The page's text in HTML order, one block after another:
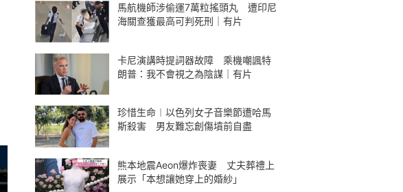
馬航機師涉偷運7萬粒搖頭丸 遭印尼
海關查獲最高可判死刑｜有片
卡尼演講時提詞器故障 乘機嘲諷特
朗普：我不會視之為陰謀｜有片
珍惜生命︱以色列女子音樂節遭哈馬
斯殺害 男友難忘創傷墳前自盡
熊本地震Aeon爆炸喪妻 丈夫葬禮上
展示「本想讓她穿上的婚紗」